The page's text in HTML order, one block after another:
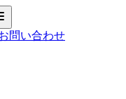
問い合わせ